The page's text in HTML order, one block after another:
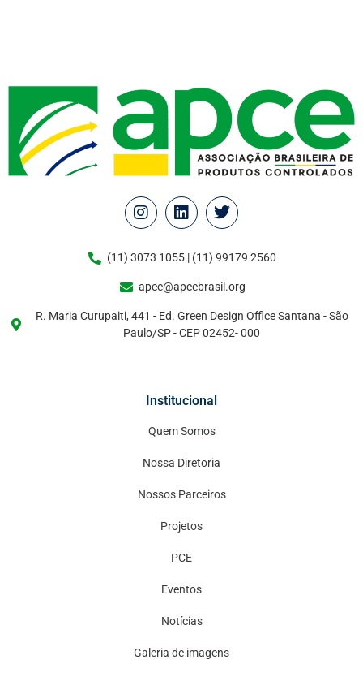
(11) 3073 1055 | (11) 99179 2560
apce@apcebrasil.org
R. Maria Curupaiti, 441 - Ed. Green Design Office Santana - São
Paulo/SP - CEP 02452- 000
Institucional
Quem Somos
Nossa Diretoria
Nossos Parceiros
Projetos
PCE
Eventos
Notícias
Galeria de imagens